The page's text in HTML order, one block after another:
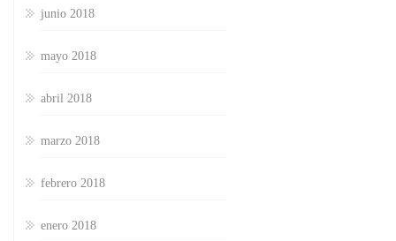
junio 2018
mayo 2018
abril 2018
marzo 2018
febrero 2018
enero 2018